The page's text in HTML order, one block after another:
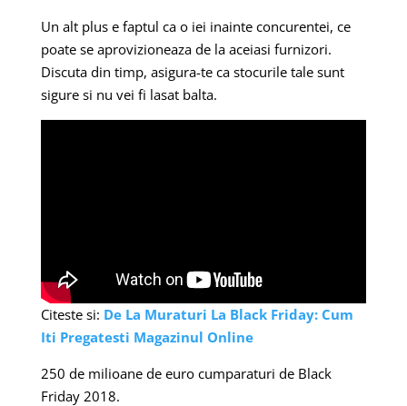
Un alt plus e faptul ca o iei inainte concurentei, ce
poate se aprovizioneaza de la aceiasi furnizori.
Discuta din timp, asigura-te ca stocurile tale sunt
sigure si nu vei fi lasat balta.
Citeste si: De La Muraturi La Black Friday: Cum
Iti Pregatesti Magazinul Online
250 de milioane de euro cumparaturi de Black
Friday 2018.